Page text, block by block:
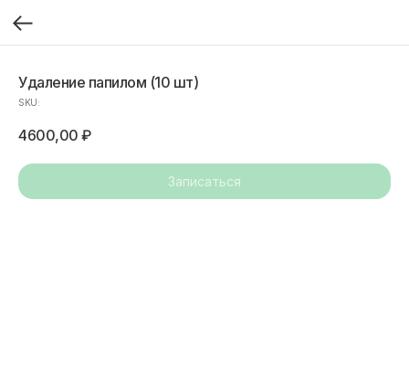
Удаление папилом (10 шт)
SKU:
4600,00 ₽
Записаться